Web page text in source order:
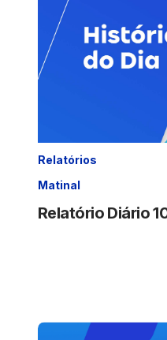
Relatórios
Matinal
Relatório Diário